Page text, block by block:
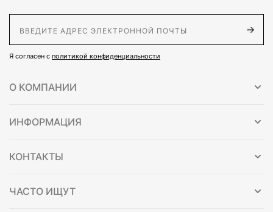
Я согласен с политикой конфиденциальности
О КОМПАНИИ
ИНФОРМАЦИЯ
КОНТАКТЫ
ЧАСТО ИЩУТ